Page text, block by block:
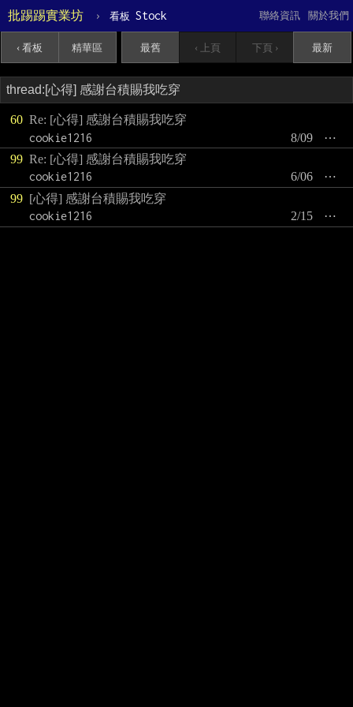
批踢踢實業坊 › 看板 Stock 關於我們
聯絡資訊
‹ 看板 精華區 最舊 ‹ 上頁 下頁 › 最新
60 Re: [心得] 感謝台積賜我吃穿
cookie1216
⋯
8/09
99 Re: [心得] 感謝台積賜我吃穿
cookie1216
⋯
6/06
99 [心得] 感謝台積賜我吃穿
cookie1216
⋯
2/15